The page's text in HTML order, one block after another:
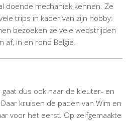
doende mechaniek kennen. Ze
trips in kader van zijn hobby:
bezoeken ze vele wedstrijden
af, in en rond België.
dus ook naar de kleuter- en
kruisen de paden van Wim en
voor het eerst. Op zelfgemaakte